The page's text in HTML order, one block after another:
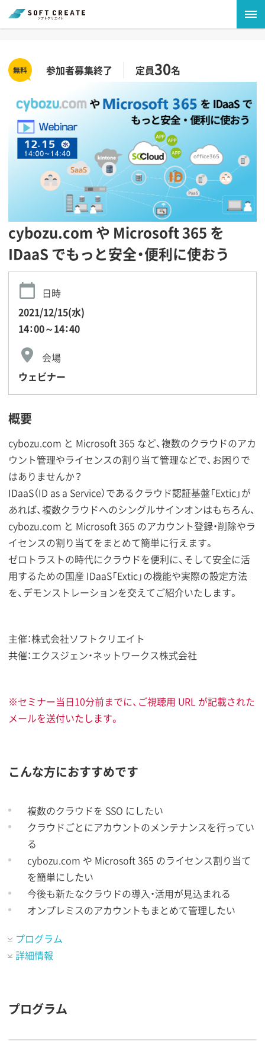
参加者募集終了 定員30名
cybozu.com や Microsoft 365 を
IDaaS でもっと安全・便利に使おう
日時
2021/12/15(水)
14：00～14：40
会場
ウェビナー
概要
cybozu.com と Microsoft 365 など、複数のクラウドのアカ
ウント管理やライセンスの割り当て管理などで、お困りで
はありませんか？
IDaaS（ID as a Service）であるクラウド認証基盤「Extic」が
あれば、複数クラウドへのシングルサインオンはもちろん、
cybozu.com と Microsoft 365 のアカウント登録・削除やラ
イセンスの割り当てをまとめて簡単に行えます。
ゼロトラストの時代にクラウドを便利に、そして安全に活
用するための国産 IDaaS「Extic」の機能や実際の設定方法
を、デモンストレーションを交えてご紹介いたします。
主催：株式会社ソフトクリエイト
共催：エクスジェン・ネットワークス株式会社
※セミナー当日10分前までに、ご視聴用 URL が記載された
メールを送付いたします。
こんな方におすすめです
複数のクラウドを SSO にしたい
クラウドごとにアカウントのメンテナンスを行ってい
る
cybozu.com や Microsoft 365 のライセンス割り当て
を簡単にしたい
今後も新たなクラウドの導入・活用が見込まれる
オンプレミスのアカウントもまとめて管理したい
プログラム
詳細情報
プログラム